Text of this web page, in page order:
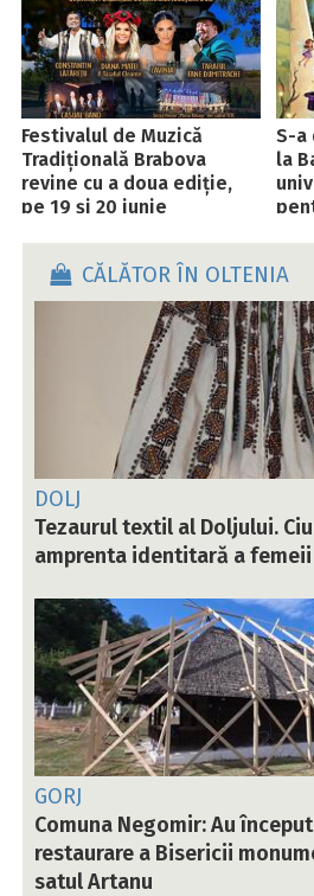
Festivalul de Muzică
Tradițională Brabova
revine cu a doua ediție,
pe 19 și 20 iunie
S-a
la
CĂLĂTOR ÎN OLTENIA
DOLJ
Tezaurul textil al Doljului.
amprenta identitară a
GORJ
Comuna Negomir: Au
restaurare a Bisericii
satul Artanu